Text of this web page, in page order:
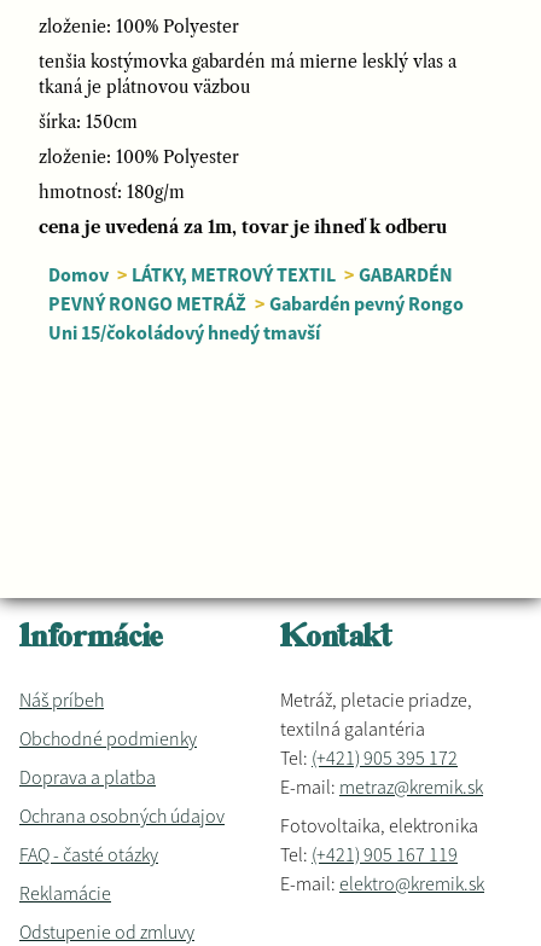
zloženie: 100% Polyester
tenšia kostýmovka gabardén má mierne lesklý vlas a
tkaná je plátnovou väzbou
šírka: 150cm
zloženie: 100% Polyester
hmotnosť: 180g/m
cena je uvedená za 1m, tovar je ihneď k odberu
Domov > LÁTKY, METROVÝ TEXTIL > GABARDÉN
PEVNÝ RONGO METRÁŽ > Gabardén pevný Rongo
Uni 15/čokoládový hnedý tmavší
Informácie
Náš príbeh
Obchodné podmienky
Doprava a platba
Ochrana osobných údajov
FAQ - časté otázky
Reklamácie
Odstupenie od zmluvy
Kontakt
Metráž, pletacie priadze,
textilná galantéria
Tel: (+421) 905 395 172
E-mail: metraz@kremik.sk
Fotovoltaika, elektronika
Tel: (+421) 905 167 119
E-mail: elektro@kremik.sk